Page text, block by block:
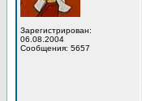
Зарегистрирован:
06.08.2004
Сообщения: 5657